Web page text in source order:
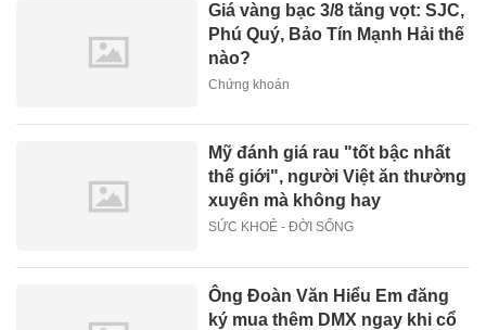
Giá vàng bạc 3/8 tăng vọt: SJC,
Phú Quý, Bảo Tín Mạnh Hải thế
nào?
Chứng khoán
Mỹ đánh giá rau "tốt bậc nhất
thế giới", người Việt ăn thường
xuyên mà không hay
SỨC KHOẺ - ĐỜI SỐNG
Ông Đoàn Văn Hiểu Em đăng
ký mua thêm DMX ngay khi cổ